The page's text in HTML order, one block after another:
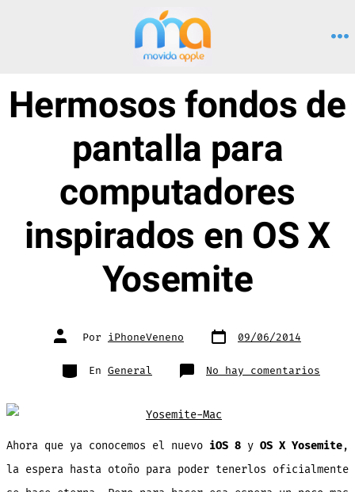
Hermosos fondos de
pantalla para
computadores
inspirados en OS X
Yosemite
Autor
de Por iPhoneVeneno Fecha
de 09/06/2014
Categorías
En General No hay comentarios
en
X
Ahora que ya conocemos el nuevo iOS 8y OS X Yosemite,
la espera hasta otoño para poder tenerlos oficialmente